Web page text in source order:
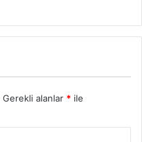
Gerekli alanlar * ile